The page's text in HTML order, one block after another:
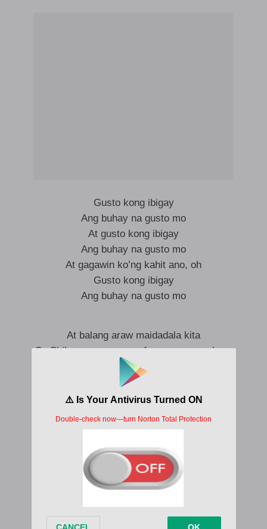
Gusto kong ibigay
Ang buhay na gusto mo
At gusto kong ibigay
Ang buhay na gusto mo
At gagawin ko’ng kahit ano, oh
Gusto kong ibigay
Ang buhay na gusto mo
At balang araw maidadala kita
Sa Shibuya o sa may cafe na may capybara
At pwede tayong mag-retire
Sa Vancouver, sa may Canada
Pero ang totoo, ‘di bale na ako
Kasi
Gusto kong ibigay
Ang buhay na gusto mo